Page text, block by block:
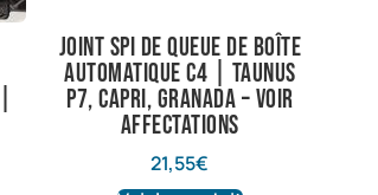
Joint spi de queue de boîte
automatique C4 | Taunus
P7, Capri, Granada – voir
affectations
21,55€